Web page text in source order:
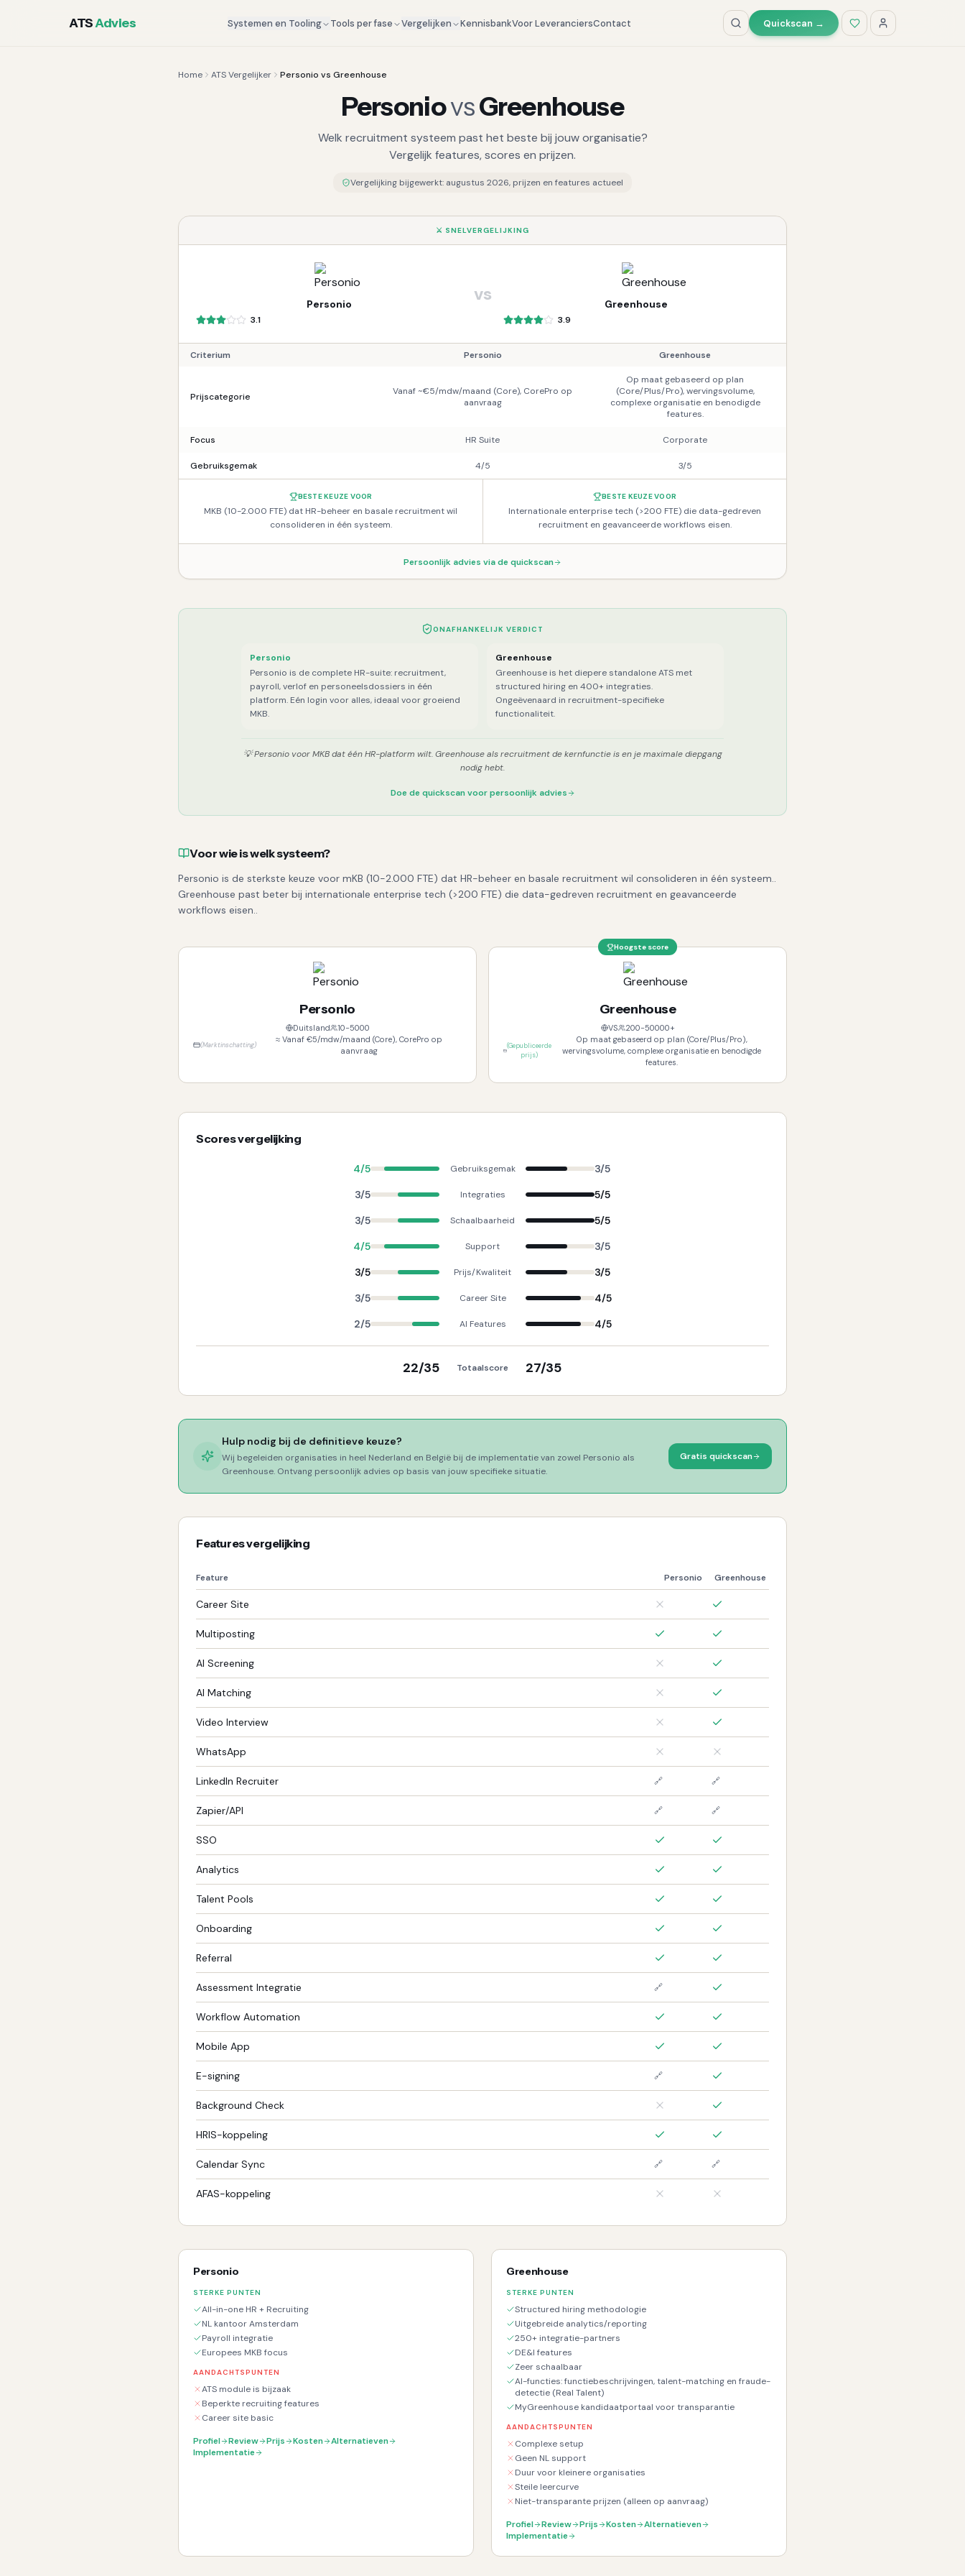
ATSAdvies Systemen en Tooling Tools per fase Vergelijken KennisbankVoor LeveranciersContact Quickscan →
Home ATS Vergelijker Personio vs Greenhouse
PersoniovsGreenhouse
Welk recruitment systeem past het beste bij jouw organisatie?
Vergelijk features, scores en prijzen.
Vergelijking bijgewerkt: augustus 2026, prijzen en features actueel
⚔️ SNELVERGELIJKING
Personio
3.1
vs Greenhouse
3.9
Criterium Personio Greenhouse
Prijscategorie
Vanaf ~€5/mdw/maand (Core), CorePro op
aanvraag
Op maat gebaseerd op plan
(Core/Plus/Pro), wervingsvolume,
complexe organisatie en benodigde
features.
Focus HR Suite Corporate
Gebruiksgemak 4/5 3/5
BESTE KEUZE VOOR
MKB (10-2.000 FTE) dat HR-beheer en basale recruitment wil
consolideren in één systeem.
BESTE KEUZE VOOR
Internationale enterprise tech (>200 FTE) die data-gedreven
recruitment en geavanceerde workflows eisen.
Persoonlijk advies via de quickscan
ONAFHANKELIJK VERDICT
Personio
Personio is de complete HR-suite: recruitment,
payroll, verlof en personeelsdossiers in één
platform. Eén login voor alles, ideaal voor groeiend
MKB.
Greenhouse
Greenhouse is het diepere standalone ATS met
structured hiring en 400+ integraties.
Ongeëvenaard in recruitment-specifieke
functionaliteit.
💡Personio voor MKB dat één HR-platform wilt. Greenhouse als recruitment de kernfunctie is en je maximale diepgang
nodig hebt.
Doe de quickscan voor persoonlijk advies
Voor wie is welk systeem?
Personio is de sterkste keuze voor mKB (10-2.000 FTE) dat HR-beheer en basale recruitment wil consolideren in één systeem..
Greenhouse past beter bij internationale enterprise tech (>200 FTE) die data-gedreven recruitment en geavanceerde
workflows eisen..
Personio
Duitsland 10-5000
(Marktinschatting)
≈ Vanaf €5/mdw/maand (Core), CorePro op
aanvraag
Hoogste score
Greenhouse
VS 200-50000+
(Gepubliceerde
prijs)
Op maat gebaseerd op plan (Core/Plus/Pro),
wervingsvolume, complexe organisatie en benodigde
features.
Scores vergelijking
4/5 Gebruiksgemak 3/5
3/5 Integraties 5/5
3/5 Schaalbaarheid 5/5
4/5 Support 3/5
3/5 Prijs/Kwaliteit 3/5
3/5 Career Site 4/5
2/5 AI Features 4/5
22/35 Totaalscore 27/35
Hulp nodig bij de definitieve keuze?
Wij begeleiden organisaties in heel Nederland en België bij de implementatie van zowel Personio als
Greenhouse. Ontvang persoonlijk advies op basis van jouw specifieke situatie.
Gratis quickscan
Features vergelijking
Feature Personio Greenhouse
Career Site
Multiposting
AI Screening
AI Matching
Video Interview
WhatsApp
LinkedIn Recruiter 🔗 🔗
Zapier/API 🔗 🔗
SSO
Analytics
Talent Pools
Onboarding
Referral
Assessment Integratie 🔗
Workflow Automation
Mobile App
E-signing 🔗
Background Check
HRIS-koppeling
Calendar Sync 🔗 🔗
AFAS-koppeling
Personio
STERKE PUNTEN
All-in-one HR + Recruiting
NL kantoor Amsterdam
Payroll integratie
Europees MKB focus
AANDACHTSPUNTEN
ATS module is bijzaak
Beperkte recruiting features
Career site basic
Profiel
Review Prijs Kosten
Alternatieven
Implementatie
Greenhouse
STERKE PUNTEN
Structured hiring methodologie
Uitgebreide analytics/reporting
250+ integratie-partners
DE&I features
Zeer schaalbaar
AI-functies: functiebeschrijvingen, talent-matching en fraude-
detectie (Real Talent)
MyGreenhouse kandidaatportaal voor transparantie
AANDACHTSPUNTEN
Complexe setup
Geen NL support
Duur voor kleinere organisaties
Steile leercurve
Niet-transparante prijzen (alleen op aanvraag)
Profiel
Review Prijs Kosten
Alternatieven
Implementatie